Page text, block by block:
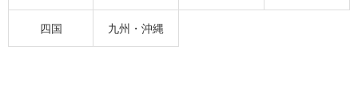
四国 九州・沖縄